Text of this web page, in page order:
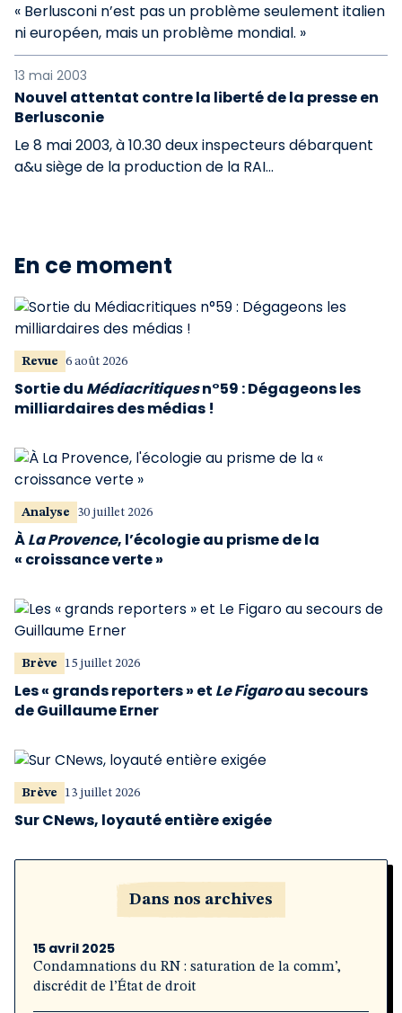
« Berlusconi n’est pas un problème seulement italien
ni européen, mais un problème mondial. »
13 mai 2003
Nouvel attentat contre la liberté de la presse en
Berlusconie
Le 8 mai 2003, à 10.30 deux inspecteurs débarquent
a&u siège de la production de la RAI...
En ce moment
Revue 6 août 2026
Sortie du Médiacritiquesn°59 : Dégageons les
milliardaires des médias !
Analyse 30 juillet 2026
ÀLa Provence, l’écologie au prisme de la
« croissance verte »
Brève 15 juillet 2026
Les « grands reporters » et Le Figaroau secours
de Guillaume Erner
Brève 13 juillet 2026
Sur CNews, loyauté entière exigée
Dans nos archives
15 avril 2025
Condamnations du RN : saturation de la comm’,
discrédit de l’État de droit